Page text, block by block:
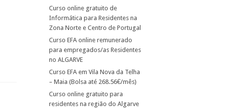
Curso online gratuito de
Informática para Residentes na
Zona Norte e Centro de Portugal
Curso EFA online remunerado
para empregados/as Residentes
no ALGARVE
Curso EFA em Vila Nova da Telha
– Maia (Bolsa até 268.56€/mês)
Curso online gratuito para
residentes na região do Algarve